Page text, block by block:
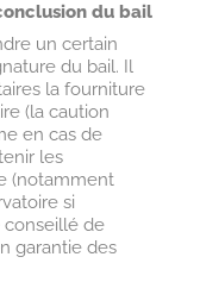
du bail
un certain
du bail. Il
la fourniture
(la caution
en cas de
les
(notamment
si
conseillé de
garantie des